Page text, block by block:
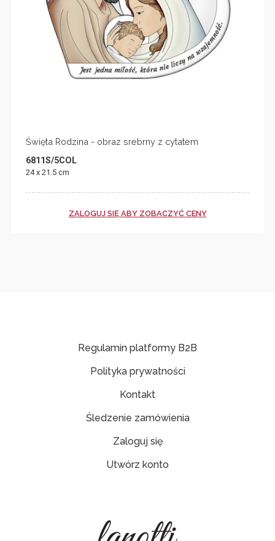
Święta Rodzina - obraz srebrny z cytatem
6811S/5COL
24 x 21.5 cm
ZALOGUJ SIĘ ABY ZOBACZYĆ CENY
Regulamin platformy B2B
Polityka prywatności
Kontakt
Śledzenie zamówienia
Zaloguj się
Utwórz konto